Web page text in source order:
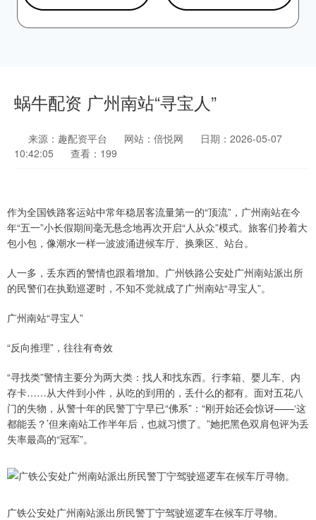
蜗牛配资 广州南站“寻宝人”
来源：趣配资平台 网站：倍悦网
日期：2026-05-07
10:42:05
查看：199
作为全国铁路客运站中常年稳居客流量第一的“顶流”，广州南站在今
年“五一”小长假期间毫无悬念地再次开启“人从众”模式。旅客们拎着大
包小包，像潮水一样一波波涌进候车厅、换乘区、站台。
人一多，丢东西的警情也跟着增加。广州铁路公安处广州南站派出所
的民警们在执勤巡逻时，不知不觉就成了广州南站“寻宝人”。
广州南站“寻宝人”
“反向推理”，往往有奇效
“寻找类”警情主要分为两大类：找人和找东西。行李箱、婴儿车、内
存卡……从大件到小件，从吃的到用的，丢什么的都有。面对五花八
门的失物，从警十年的民警丁宁早已“佛系”：“刚开始还会惊讶——‘这
都能丢？’但来南站工作半年后，也就习惯了。”她把黑色双肩包评为丢
失率最高的“冠军”。
广铁公安处广州南站派出所民警丁宁驾驶巡逻车在候车厅寻物。